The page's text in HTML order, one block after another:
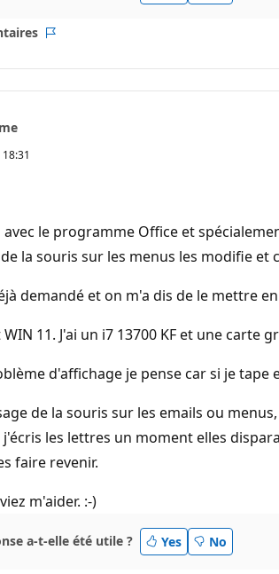
avec le programme Office et
la souris sur les menus les modifie et
demandé et on m'a dis de le mettre
11. J'ai un i7 13700 KF et une carte
d'affichage je pense car si je
de la souris sur les emails ou
les lettres un moment elles
faire revenir.
m'aider. :-)
a-t-elle été utile ? Yes No